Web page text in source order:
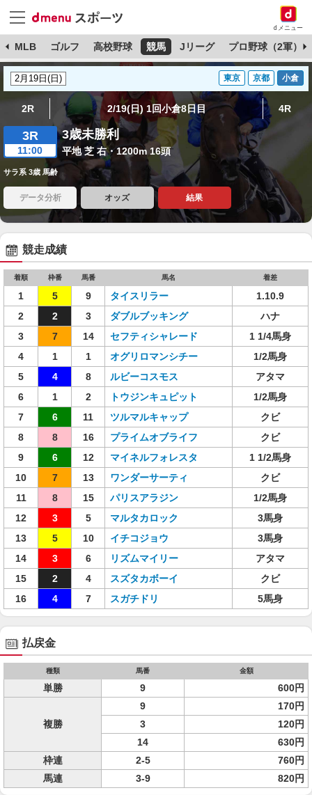
dメニュー
MLB ゴルフ 高校野球 競馬 Jリーグ プロ野球（2軍）
東京 京都 小倉
2R 2/19(日) 1回小倉8日目 4R
3R
11:00
3歳未勝利
平地 芝 右・1200m 16頭
サラ系 3歳 馬齢
データ分析 オッズ 結果
競走成績
着順 枠番 馬番 馬名 着差
1 5 9 タイスリラー
1.10.9
2
2 3 ダブルブッキング
ハナ
3
7 14 セフティシャレード
1 1/4馬身
4
1 1 オグリロマンシチー
1/2馬身
5
4 8 ルビーコスモス
アタマ
6
1 2 トウジンキュピット
1/2馬身
7
6 11 ツルマルキャップ
クビ
8
8 16 プライムオブライフ
クビ
9
6 12 マイネルフォレスタ
1 1/2馬身
10
7 13 ワンダーサーティ
クビ
11
8 15 パリスアラジン
1/2馬身
12
3 5 マルタカロック
3馬身
13
5 10 イチコジョウ
3馬身
14
3 6 リズムマイリー
アタマ
15
2 4 スズタカボーイ
クビ
16
4 7 スガチドリ 5馬身
払戻金
種類 馬番 金額
単勝 9 600円
複勝
9
170円
3
120円
14
630円
枠連
2-5
760円
馬連
3-9 820円